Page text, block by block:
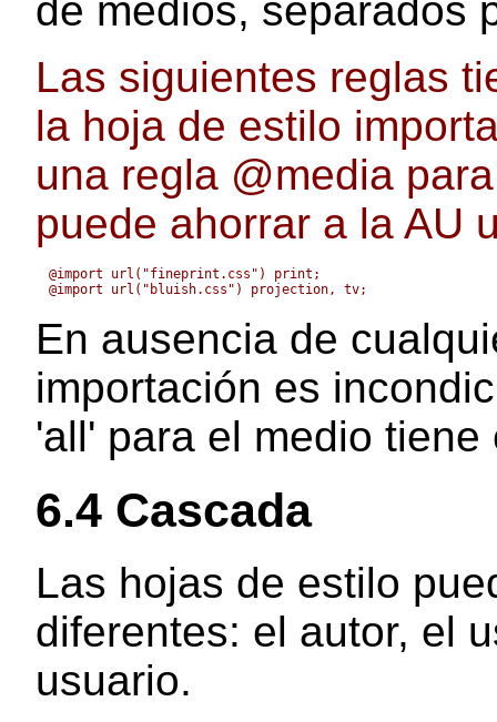
de medios, separados
Las siguientes reglas
la hoja de estilo
una regla @media
puede ahorrar a la AU
@import url("fineprint.css") print;
En ausencia de
importación es
'all' para el medio
6.4 Cascada
Las hojas de estilo
diferentes: el autor, el
usuario.